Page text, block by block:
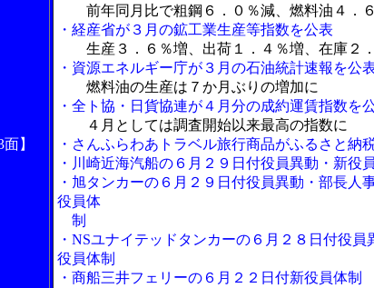
】
前年同月比で粗鋼６．０％減、燃料油４．
・経産省が３月の鉱工業生産等指数を公表
生産３．６％増、出荷１．４％増、在庫２
・資源エネルギー庁が３月の石油統計速報を公
燃料油の生産は７か月ぶりの増加に
・全ト協・日貨協連が４月分の成約運賃指数を
４月としては調査開始以来最高の指数に
・さんふらわあトラベル旅行商品がふるさと納
・川崎近海汽船の６月２９日付役員異動・新役
・旭タンカーの６月２９日付役員異動・部長人
役員体
制
・NSユナイテッドタンカーの６月２８日付役員
役員体制
・商船三井フェリーの６月２２日付新役員体制